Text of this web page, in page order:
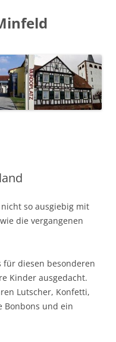
so ausgiebig mit
die vergangenen
diesen besonderen
Kinder ausgedacht.
Lutscher, Konfetti,
Bonbons und ein